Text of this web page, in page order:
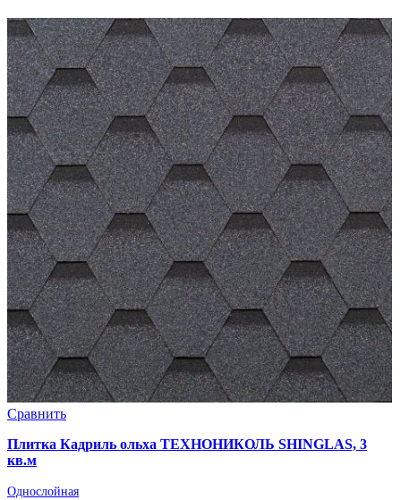
Сравнить
Плитка Кадриль ольха ТЕХНОНИКОЛЬ SHINGLAS, 3
кв.м
Однослойная